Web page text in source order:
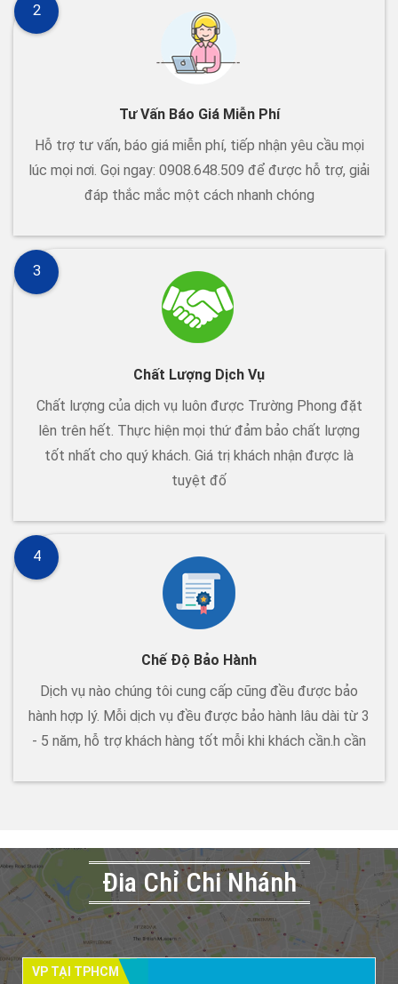
Tư Vấn Báo Giá Miễn Phí
Hỗ trợ tư vấn, báo giá miễn phí, tiếp nhận yêu cầu mọi
lúc mọi nơi. Gọi ngay: 0908.648.509 để được hỗ trợ, giải
đáp thắc mắc một cách nhanh chóng
2
Chất Lượng Dịch Vụ
Chất lượng của dịch vụ luôn được Trường Phong đặt
lên trên hết. Thực hiện mọi thứ đảm bảo chất lượng
tốt nhất cho quý khách. Giá trị khách nhận được là
tuyệt đố
3
Chế Độ Bảo Hành
Dịch vụ nào chúng tôi cung cấp cũng đều được bảo
hành hợp lý. Mỗi dịch vụ đều được bảo hành lâu dài từ 3
- 5 năm, hỗ trợ khách hàng tốt mỗi khi khách cần.h cần
4
Đia Chỉ Chi Nhánh
VP TẠI TPHCM